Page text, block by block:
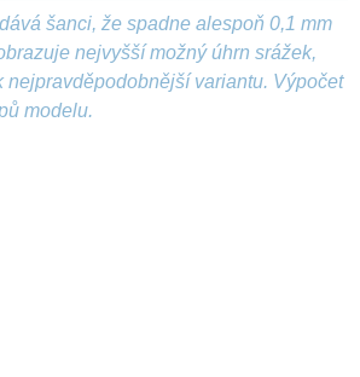
šanci, že spadne alespoň 0,1 mm
nejvyšší možný úhrn srážek,
nejpravděpodobnější variantu. Výpočet
modelu.